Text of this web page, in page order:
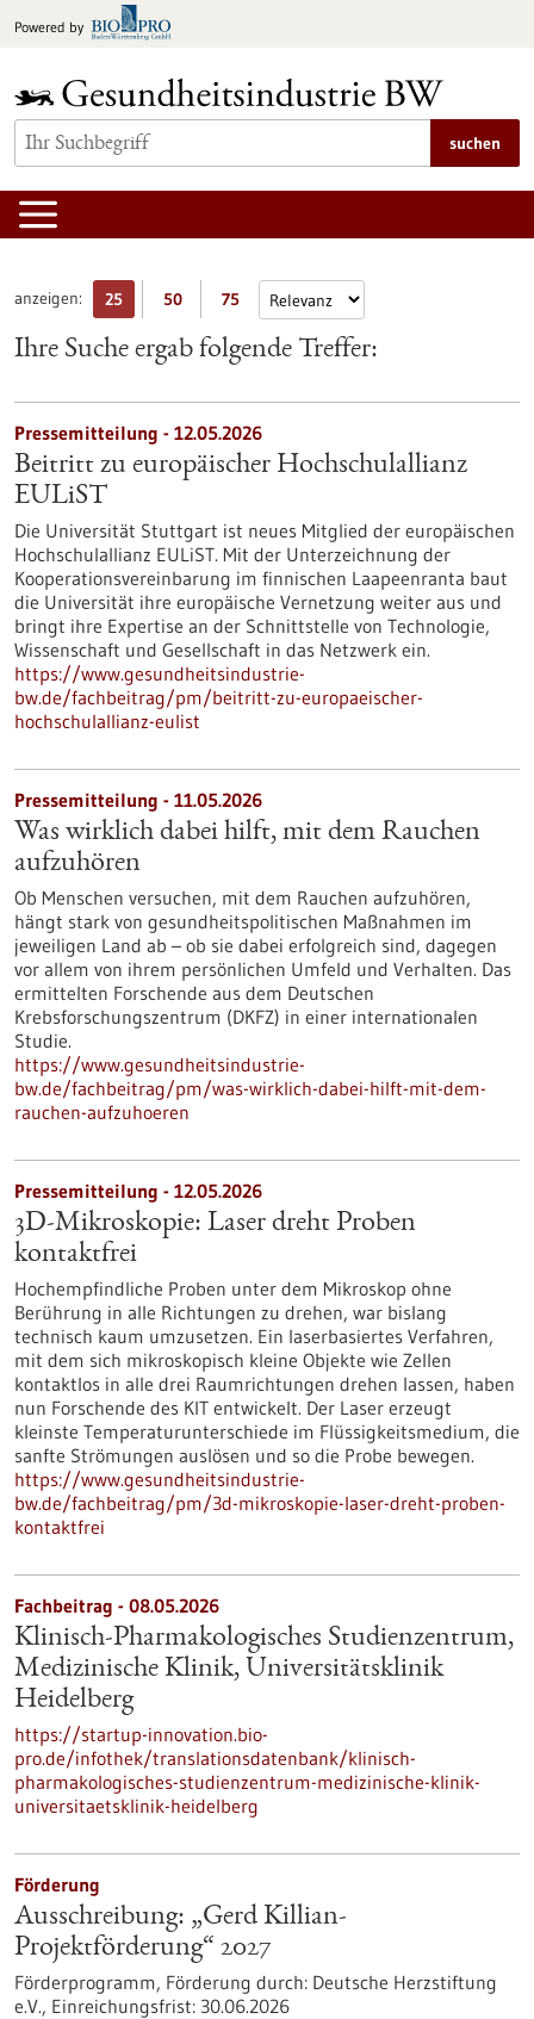
Inhalt
Powered by
suchen
anzeigen: 25 50 75
Ihre Suche ergab folgende Treffer:
Pressemitteilung - 12.05.2026
Beitritt zu europäischer Hochschulallianz
EULiST
Die Universität Stuttgart ist neues Mitglied der europäischen
Hochschulallianz EULiST. Mit der Unterzeichnung der
Kooperationsvereinbarung im finnischen Laapeenranta baut
die Universität ihre europäische Vernetzung weiter aus und
bringt ihre Expertise an der Schnittstelle von Technologie,
Wissenschaft und Gesellschaft in das Netzwerk ein.
https://www.gesundheitsindustrie-
bw.de/fachbeitrag/pm/beitritt-zu-europaeischer-
hochschulallianz-eulist
Pressemitteilung - 11.05.2026
Was wirklich dabei hilft, mit dem Rauchen
aufzuhören
Ob Menschen versuchen, mit dem Rauchen aufzuhören,
hängt stark von gesundheitspolitischen Maßnahmen im
jeweiligen Land ab – ob sie dabei erfolgreich sind, dagegen
vor allem von ihrem persönlichen Umfeld und Verhalten. Das
ermittelten Forschende aus dem Deutschen
Krebsforschungszentrum (DKFZ) in einer internationalen
Studie.
https://www.gesundheitsindustrie-
bw.de/fachbeitrag/pm/was-wirklich-dabei-hilft-mit-dem-
rauchen-aufzuhoeren
Pressemitteilung - 12.05.2026
3D-Mikroskopie: Laser dreht Proben
kontaktfrei
Hochempfindliche Proben unter dem Mikroskop ohne
Berührung in alle Richtungen zu drehen, war bislang
technisch kaum umzusetzen. Ein laserbasiertes Verfahren,
mit dem sich mikroskopisch kleine Objekte wie Zellen
kontaktlos in alle drei Raumrichtungen drehen lassen, haben
nun Forschende des KIT entwickelt. Der Laser erzeugt
kleinste Temperaturunterschiede im Flüssigkeitsmedium, die
sanfte Strömungen auslösen und so die Probe bewegen.
https://www.gesundheitsindustrie-
bw.de/fachbeitrag/pm/3d-mikroskopie-laser-dreht-proben-
kontaktfrei
Fachbeitrag - 08.05.2026
Klinisch-Pharmakologisches Studienzentrum,
Medizinische Klinik, Universitätsklinik
Heidelberg
https://startup-innovation.bio-
pro.de/infothek/translationsdatenbank/klinisch-
pharmakologisches-studienzentrum-medizinische-klinik-
universitaetsklinik-heidelberg
Förderung
Ausschreibung: „Gerd Killian-
Projektförderung“ 2027
Förderprogramm, Förderung durch: Deutsche Herzstiftung
e.V., Einreichungsfrist: 30.06.2026